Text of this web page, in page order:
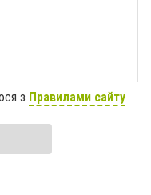
з Правилами сайту